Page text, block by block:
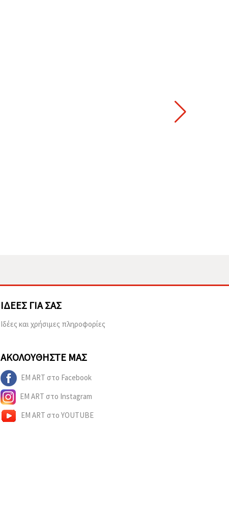
ΙΔΈΕΣ ΓΙΑ ΣΑΣ
Ιδέες και χρήσιμες πληροφορίες
ΑΚΟΛΟΥΘΉΣΤΕ ΜΑΣ
EM ART στο Facebook
EM ART στο Instagram
EM ART στο YOUTUBE